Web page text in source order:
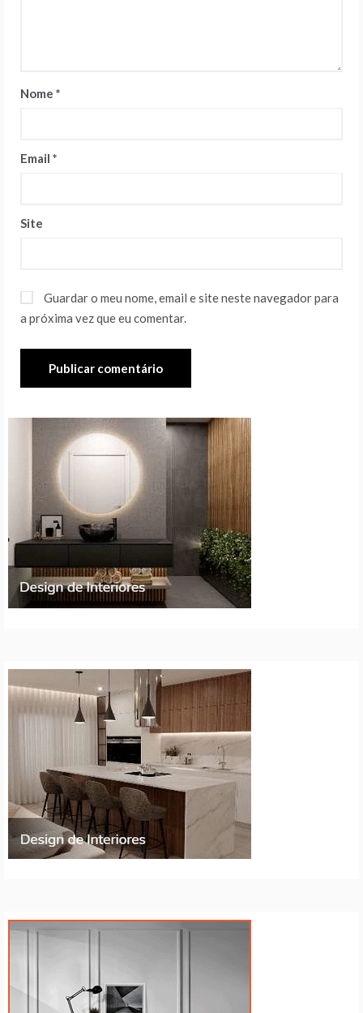
Nome *
Email *
Site
Guardar o meu nome, email e site neste navegador para
a próxima vez que eu comentar.